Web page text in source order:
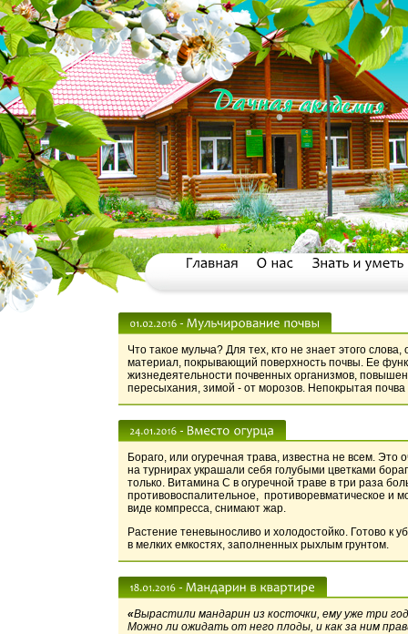
Что такое мульча? Для тех, кто не знает этого
материал, покрывающий поверхность почвы. Ее
жизнедеятельности почвенных организмов,
пересыхания, зимой - от морозов. Непокрытая
Бораго, или огуречная трава, известна не всем. Это
на турнирах украшали себя голубыми цветками
только. Витамина С в огуречной траве в три раза
противовоспалительное, противоревматическое и
виде компресса, снимают жар.
Растение теневыносливо и холодостойко. Готово к
в мелких емкостях, заполненных рыхлым грунтом.
«Вырастили мандарин из косточки, ему уже три
Можно ли ожидать от него плоды, и как за ним